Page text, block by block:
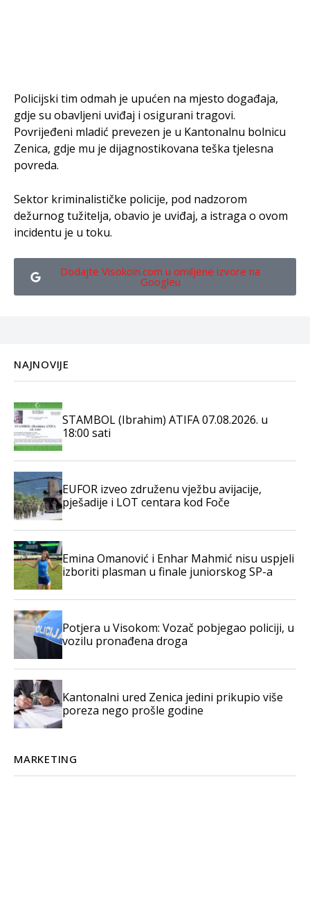
Policijski tim odmah je upućen na mjesto događaja,
gdje su obavljeni uviđaj i osigurani tragovi.
Povrijeđeni mladić prevezen je u Kantonalnu bolnicu
Zenica, gdje mu je dijagnostikovana teška tjelesna
povreda.
Sektor kriminalističke policije, pod nadzorom
dežurnog tužitelja, obavio je uviđaj, a istraga o ovom
incidentu je u toku.
Dodajte Visokoin.com u omiljene izvore na
Googleu
NAJNOVIJE
STAMBOL (Ibrahim) ATIFA 07.08.2026. u
18:00 sati
EUFOR izveo združenu vježbu avijacije,
pješadije i LOT centara kod Foče
Emina Omanović i Enhar Mahmić nisu uspjeli
izboriti plasman u finale juniorskog SP-a
Potjera u Visokom: Vozač pobjegao policiji, u
vozilu pronađena droga
Kantonalni ured Zenica jedini prikupio više
poreza nego prošle godine
MARKETING